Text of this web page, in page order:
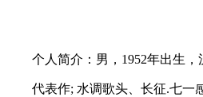
个人简介：男，1952年出生，
代表作; 水调歌头、长征.七一